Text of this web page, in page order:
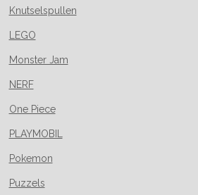
Knutselspullen
LEGO
Monster Jam
NERF
One Piece
PLAYMOBIL
Pokemon
Puzzels